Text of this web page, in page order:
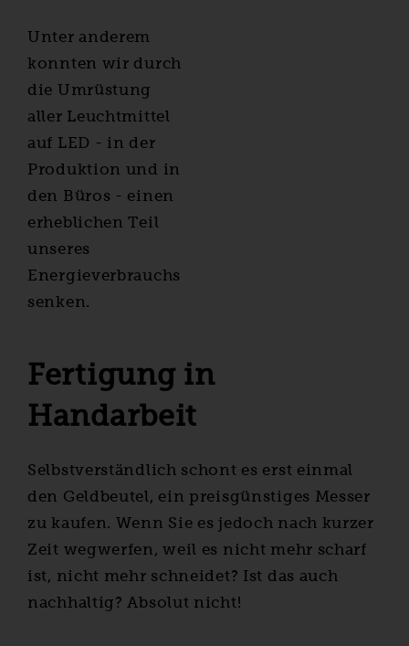
Unter anderem
konnten wir durch
die Umrüstung
aller Leuchtmittel
auf LED - in der
Produktion und in
den Büros - einen
erheblichen Teil
unseres
Energieverbrauchs
senken.
Fertigung in
Handarbeit
Selbstverständlich schont es erst einmal
den Geldbeutel, ein preisgünstiges Messer
zu kaufen. Wenn Sie es jedoch nach kurzer
Zeit wegwerfen, weil es nicht mehr scharf
ist, nicht mehr schneidet? Ist das auch
nachhaltig? Absolut nicht!